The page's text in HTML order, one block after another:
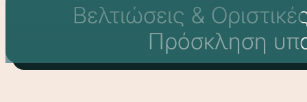
Βελτιώσεις &
Πρόσκληση